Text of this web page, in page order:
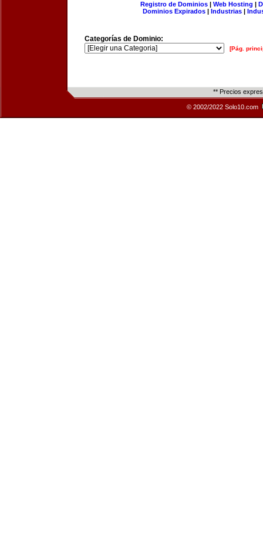
Registro de Dominios| Web Hosting |
Dominios Expirados | Industrias |
Categorías de Dominio:
[Pág.
** Precios
© 2002/2022 Solo10.com